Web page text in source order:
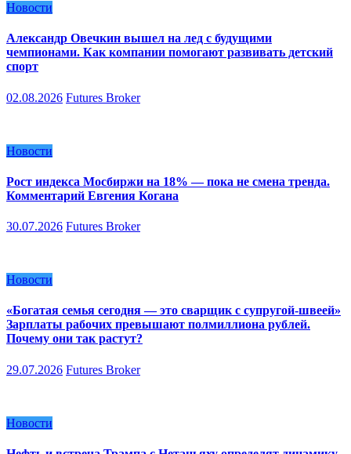
Новости
Александр Овечкин вышел на лед с будущими
чемпионами. Как компании помогают развивать детский
спорт
02.08.2026 Futures Broker
Новости
Рост индекса Мосбиржи на 18% — пока не смена тренда.
Комментарий Евгения Когана
30.07.2026 Futures Broker
Новости
«Богатая семья сегодня — это сварщик с супругой-швеей»
Зарплаты рабочих превышают полмиллиона рублей.
Почему они так растут?
29.07.2026 Futures Broker
Новости